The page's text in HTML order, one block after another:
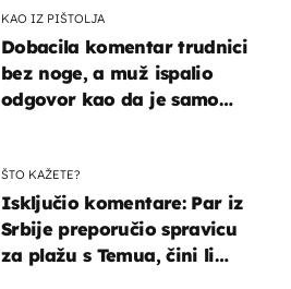
KAO IZ PIŠTOLJA
Dobacila komentar trudnici
bez noge, a muž ispalio
odgovor kao da je samo
ŠTO KAŽETE?
Isključio komentare: Par iz
Srbije preporučio spravicu
za plažu s Temua, čini li